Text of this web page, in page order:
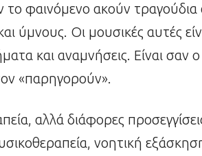
φαινόμενο ακούν τραγούδια
ύμνους. Οι μουσικές αυτές
και αναμνήσεις. Είναι σαν
«παρηγορούν».
αλλά διάφορες
νοητική